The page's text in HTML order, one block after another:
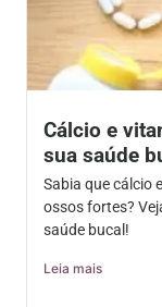
Cálcio e
sua saúde
Sabia que cálcio
ossos fortes?
saúde bucal!
Leia mais